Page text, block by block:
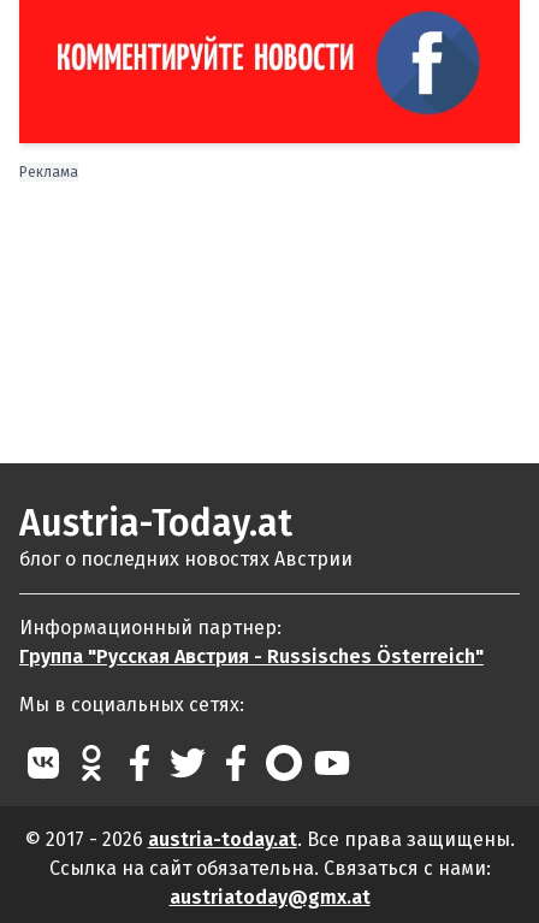
Реклама
Austria-Today.at
блог о последних новостях Австрии
Информационный партнер:
Группа "Русская Австрия - Russisches Österreich"
Мы в социальных сетях:
© 2017 - 2026 austria-today.at. Все права защищены.
Ссылка на сайт обязательна. Связаться с нами:
austriatoday@gmx.at